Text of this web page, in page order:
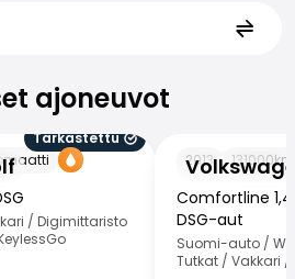
ajoneuvot
Tarkastettu
/ Digimittaristo
2013 131000km
Comfortline 1,4
DSG-aut
Suomi-auto /
Tutkat / Vakkari /